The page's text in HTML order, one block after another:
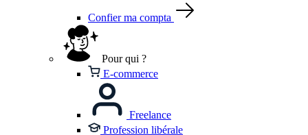
Confier ma compta
Pour qui ?
E-commerce
Freelance
Profession libérale